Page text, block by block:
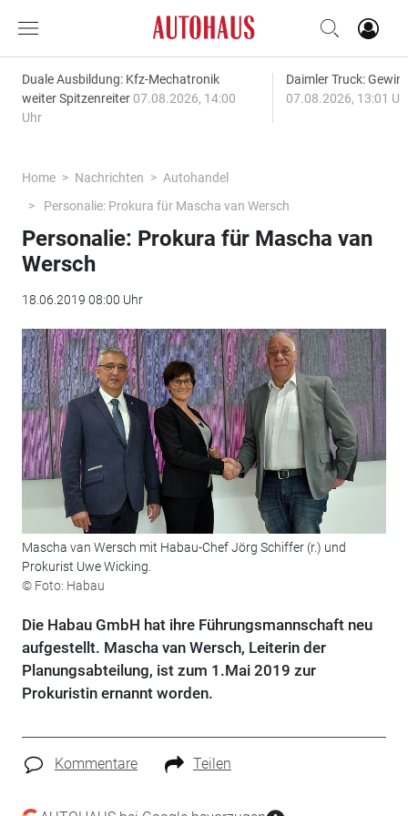
Duale Ausbildung: Kfz-Mechatronik
weiter Spitzenreiter 07.08.2026, 14:00
Uhr
Daimler Truck:
07.08.2026, 13:01
Home Nachrichten
Autohandel
Personalie: Prokura für Mascha van Wersch
Personalie: Prokura für Mascha van
Wersch
18.06.2019 08:00 Uhr
Mascha van Wersch mit Habau-Chef Jörg Schiffer (r.) und
Prokurist Uwe Wicking.
© Foto: Habau
Die Habau GmbH hat ihre Führungsmannschaft neu
aufgestellt. Mascha van Wersch, Leiterin der
Planungsabteilung, ist zum 1.Mai 2019 zur
Prokuristin ernannt worden.
Kommentare Teilen